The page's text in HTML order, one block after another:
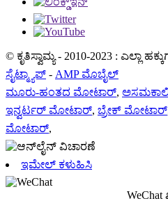
© ಕೃತಿಸ್ವಾಮ್ಯ - 2010-2023 : ಎಲ್ಲಾ
ಸೈಟ್ಮ್ಯಾಪ್ - AMP ಮೊಬೈಲ್
ಮೂರು-ಹಂತದ ಮೋಟಾರ್,
ಇನ್ವರ್ಟರ್ ಮೋಟಾರ್, ಬ್ರೇಕ್ ಮೋಟಾರ್
ಮೋಟಾರ್,
ಇಮೇಲ್ ಕಳುಹಿಸಿ
WeChat